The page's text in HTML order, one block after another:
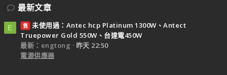
最新文章
E 售 未使用過：Antec hcp Platinum 1300W、Antect
Truepower Gold 550W、台達電450W
最新：engtong
昨天 22:50
電源供應器